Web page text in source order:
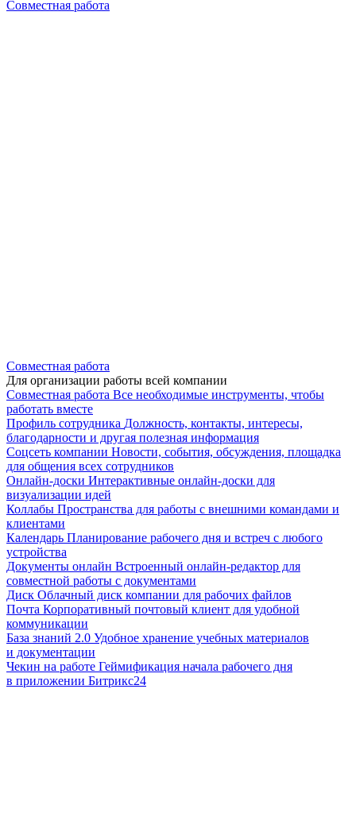
Совместная работа
Совместная работа
Для организации работы всей компании
Совместная работа Все необходимые инструменты, чтобы
работать вместе
Профиль сотрудника Должность, контакты, интересы,
благодарности и другая полезная информация
Соцсеть компании Новости, события, обсуждения, площадка
для общения всех сотрудников
Онлайн-доски Интерактивные онлайн-доски для
визуализации идей
Коллабы Пространства для работы с внешними командами и
клиентами
Календарь Планирование рабочего дня и встреч с любого
устройства
Документы онлайн Встроенный онлайн-редактор для
совместной работы с документами
Диск Облачный диск компании для рабочих файлов
Почта Корпоративный почтовый клиент для удобной
коммуникации
База знаний 2.0 Удобное хранение учебных материалов
и документации
Чекин на работе Геймификация начала рабочего дня
в приложении Битрикс24